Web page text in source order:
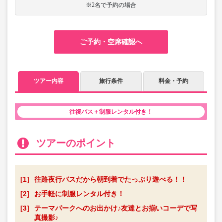
※2名で予約の場合
ご予約・空席確認へ
ツアー内容 旅行条件 料金・予約
往復バス＋制服レンタル付き！
ツアーのポイント
[1]
往路夜行バスだから朝到着でたっぷり遊べる！！
[2]
お手軽に制服レンタル付き！
[3]
テーマパークへのお出かけ♪友達とお揃いコーデで写
真撮影♪